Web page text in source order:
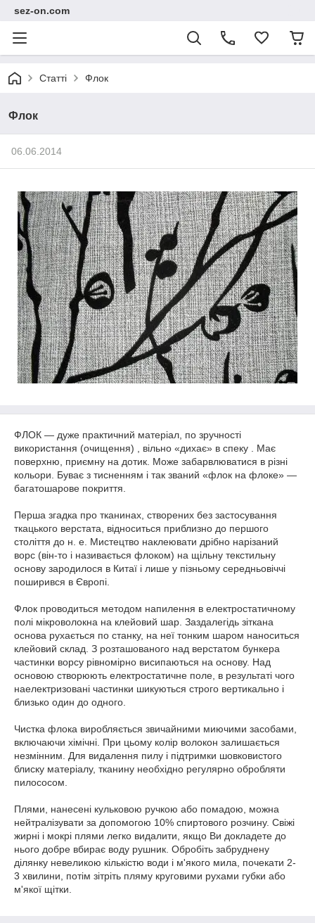
sez-on.com
Статті Флок
Флок
06.06.2014
ФЛОК — дуже практичний матеріал, по зручності
використання (очищення) , вільно «дихає» в спеку . Має
поверхню, приємну на дотик. Може забарвлюватися в різні
кольори. Буває з тисненням і так званий «флок на флоке» —
багатошарове покриття.
Перша згадка про тканинах, створених без застосування
ткацького верстата, відноситься приблизно до першого
століття до н. е. Мистецтво наклеювати дрібно нарізаний
ворс (він-то і називається флоком) на щільну текстильну
основу зародилося в Китаї і лише у пізньому середньовіччі
поширився в Європі.
Флок проводиться методом напилення в електростатичному
полі мікроволокна на клейовий шар. Заздалегідь зіткана
основа рухається по станку, на неї тонким шаром наноситься
клейовий склад. З розташованого над верстатом бункера
частинки ворсу рівномірно висипаються на основу. Над
основою створюють електростатичне поле, в результаті чого
наелектризовані частинки шикуються строго вертикально і
близько один до одного.
Чистка флока виробляється звичайними миючими засобами,
включаючи хімічні. При цьому колір волокон залишається
незмінним. Для видалення пилу і підтримки шовковистого
блиску матеріалу, тканину необхідно регулярно обробляти
пилососом.
Плями, нанесені кульковою ручкою або помадою, можна
нейтралізувати за допомогою 10% спиртового розчину. Свіжі
жирні і мокрі плями легко видалити, якщо Ви докладете до
нього добре вбирає воду рушник. Обробіть забруднену
ділянку невеликою кількістю води і м'якого мила, почекати 2-
3 хвилини, потім зітріть пляму круговими рухами губки або
м'якої щітки.